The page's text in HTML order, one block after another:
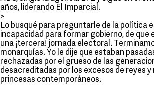
años, liderando El Imparcial.
>
Lo busqué para preguntarle de la política
incapacidad para formar gobierno, de que
una ¡tercera! jornada electoral.
monarquías. Yo le dije que estaban
rechazadas por el grueso de las
desacreditadas por los excesos de reyes y
princesas contemporáneos.